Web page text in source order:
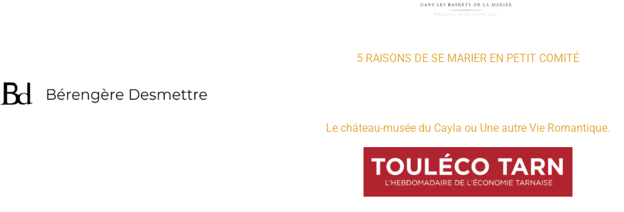
5 RAISONS DE SE MARIER EN PETIT COMITÉ
Le château-musée du Cayla ou Une autre Vie Romantique.